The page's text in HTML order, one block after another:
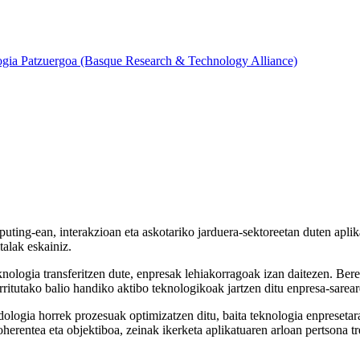
Patzuergoa (Basque Research & Technology Alliance)
ean, interakzioan eta askotariko jarduera-sektoreetan duten
eskainiz.
transferitzen dute, enpresak lehiakorragoak izan daitezen.
balio handiko aktibo teknologikoak jartzen ditu enpresa-
horrek prozesuak optimizatzen ditu, baita teknologia
eta objektiboa, zeinak ikerketa aplikatuaren arloan pertsona